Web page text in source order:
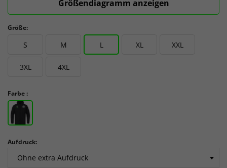
Größendiagramm anzeigen
Größe:
S M L XL XXL
3XL 4XL
Farbe :
Aufdruck: